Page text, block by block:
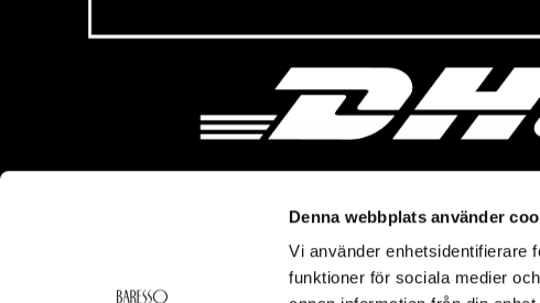
Denna webbplats använder
Vi använder enhetsidentifierare
funktioner för sociala medier
Kontakt
Om
Baresso